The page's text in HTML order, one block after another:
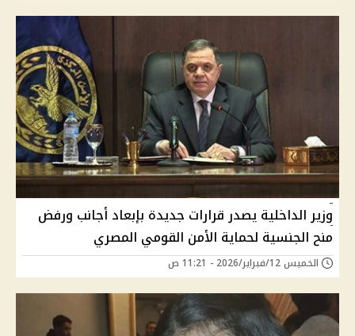
وزير الداخلية يصدر قرارات جديدة بإبعاد أجانب ورفض
منح الجنسية لحماية الأمن القومي المصري
الخميس 12/فبراير/2026 - 11:21 ص